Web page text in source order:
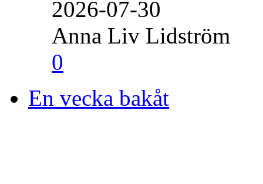
2026-07-30
Anna Liv Lidström
0
En vecka bakåt